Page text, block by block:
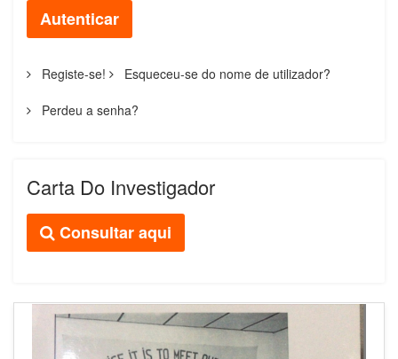
Autenticar
Registe-se! Esqueceu-se do nome de utilizador?
Perdeu a senha?
Carta Do Investigador
Consultar aqui